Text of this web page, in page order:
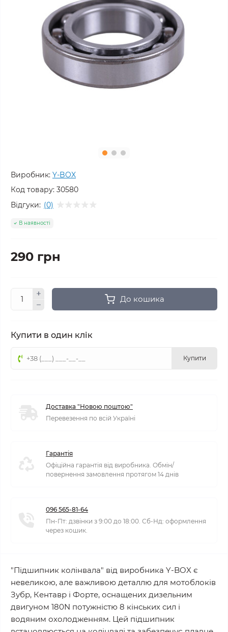
Виробник: Y-BOX
Код товару: 30580
Відгуки: (0)
В наявності
290 грн
До кошика
Купити в один клік
Купити
Доставка "Новою поштою"
Перевезення по всій Україні
Гарантія
Офіційна гарантія від виробника. Обмін/
повернення замовлення протягом 14 днів
096 565-81-64
Пн-Пт: дзвінки з 9:00 до 18:00. Сб-Нд: оформлення
через кошик.
"Підшипник колінвала" від виробника Y-BOX є
невеликою, але важливою деталлю для мотоблоків
Зубр, Кентавр і Форте, оснащених дизельним
двигуном 180N потужністю 8 кінських сил і
водяним охолодженням. Цей підшипник